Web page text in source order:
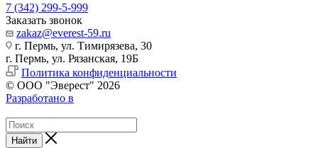
7 (342) 299-5-999
Заказать звонок
zakaz@everest-59.ru
г. Пермь, ул. Тимирязева, 30
г. Пермь, ул. Рязанская, 19Б
Политика конфиденциальности
© ООО "Эверест" 2026
Разработано в
Найти